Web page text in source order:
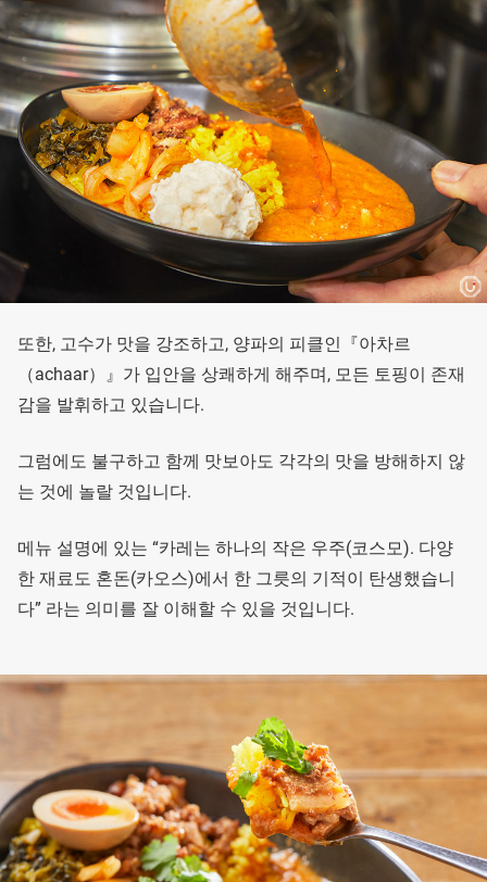
또한, 고수가 맛을 강조하고, 양파의 피클인『아차르
（achaar）』가 입안을 상쾌하게 해주며, 모든 토핑이 존재
감을 발휘하고 있습니다.
그럼에도 불구하고 함께 맛보아도 각각의 맛을 방해하지 않
는 것에 놀랄 것입니다.
메뉴 설명에 있는 “카레는 하나의 작은 우주(코스모). 다양
한 재료도 혼돈(카오스)에서 한 그릇의 기적이 탄생했습니
다” 라는 의미를 잘 이해할 수 있을 것입니다.